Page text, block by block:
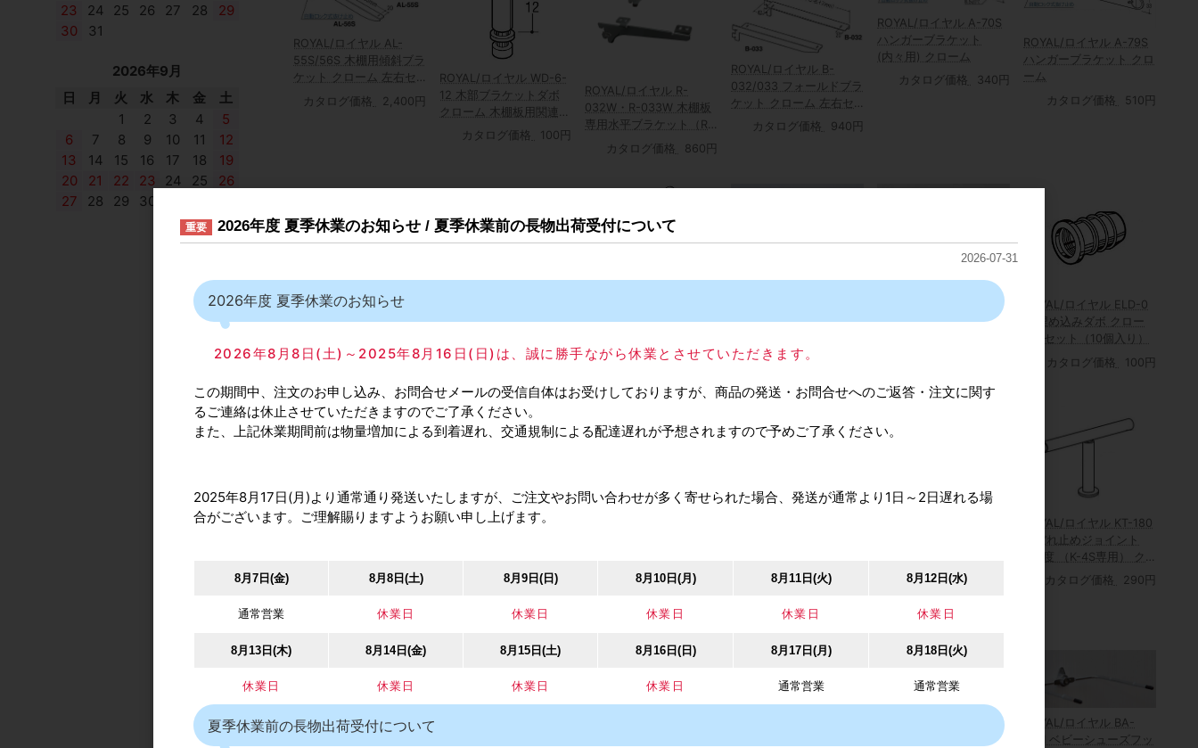
ROYAL/ロイヤル AL-
55S/56S 木棚用傾斜ブラ
ケット クローム 左右セ
カタログ価格 2,400円
ROYAL/ロイヤル WD-6-
12 木部ブラケットダボ
クローム 木棚板用関連パ
ーツ 水平棚板用こぼれ止
カタログ価格 100円
ROYAL/ロイヤル R-
032W・R-033W 木棚板
専用水平ブラケット（R
タイプ）左右セット
カタログ価格 860円
ROYAL/ロイヤル B-
032/033 フォールドブラ
ケット クローム 左右セ
カタログ価格 940円
ROYAL/ロイヤル A-70S
ハンガーブラケット
(内々用) クローム
カタログ価格
340円
ROYAL/ロイヤル A-79S
ハンガーブラケット クロ
ーム
カタログ価格
510円
ハンガーブラケット クロ
ーム
ROYAL/ロイヤル BU-
カタログ価格
970円
ROYAL/ロイヤル PGF-T
ROYAL/ロイヤル PS パイ
ROYAL/ロイヤル ELD-0
EL埋め込みダボ クロー
ム 1セット（10個入り）
カタログ価格
100円
立インサイドパイプ受け
1,000円
ROYAL/ロイヤル LTR-22
カタログ価格
820円
カタログ価格
880円
カタログ価格
200円
カタログ価格
ROYAL/ロイヤル KT-180
こぼれ止めジョイント
180度 （K-4S専用） ク
カタログ価格 290円
ROYAL/ロイヤル BA-
SZH ベビーシューズフッ
23
24 25 26 27 28
29
30
31
2026年9月
日
月 火 水 木 金
土
1
2 3 4
5
6
7 8 9 10 11
12
13
14 15 16 17 18
19
20
21 22 23 24 25
26
27
28 29 30
重要 2026年度 夏季休業のお知らせ / 夏季休業前の長物出荷受付について
2026-07-31
2026年度 夏季休業のお知らせ
2026年8月8日(土)～2025年8月16日(日)は、誠に勝手ながら休業とさせていただきます。
この期間中、注文のお申し込み、お問合せメールの受信自体はお受けしておりますが、商品の発送・お問合せへのご返答・注文に関す
るご連絡は休止させていただきますのでご了承ください。
また、上記休業期間前は物量増加による到着遅れ、交通規制による配達遅れが予想されますので予めご了承ください。
2025年8月17日(月)より通常通り発送いたしますが、ご注文やお問い合わせが多く寄せられた場合、発送が通常より1日～2日遅れる場
合がございます。ご理解賜りますようお願い申し上げます。
8月7日(金) 8月8日(土) 8月9日(日) 8月10日(月) 8月11日(火) 8月12日(水)
通常営業 休業日 休業日 休業日 休業日 休業日
8月13日(木) 8月14日(金) 8月15日(土) 8月16日(日) 8月17日(月) 8月18日(火)
休業日 休業日 休業日 休業日 通常営業 通常営業
夏季休業前の長物出荷受付について